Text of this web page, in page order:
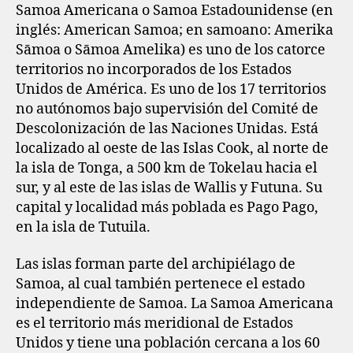
Samoa Americana o Samoa Estadounidense (en
inglés: American Samoa; en samoano: Amerika
Sāmoa o Sāmoa Amelika) es uno de los catorce
territorios no incorporados de los Estados
Unidos de América. Es uno de los 17 territorios
no autónomos bajo supervisión del Comité de
Descolonización de las Naciones Unidas. Está
localizado al oeste de las Islas Cook, al norte de
la isla de Tonga, a 500 km de Tokelau hacia el
sur, y al este de las islas de Wallis y Futuna. Su
capital y localidad más poblada es Pago Pago,
en la isla de Tutuila.
Las islas forman parte del archipiélago de
Samoa, al cual también pertenece el estado
independiente de Samoa. La Samoa Americana
es el territorio más meridional de Estados
Unidos y tiene una población cercana a los 60